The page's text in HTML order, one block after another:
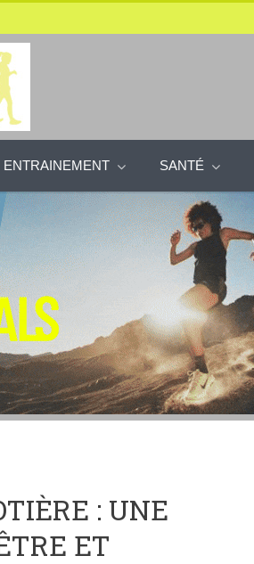
ENTRAINEMENT SANTÉ
: UNE
ET